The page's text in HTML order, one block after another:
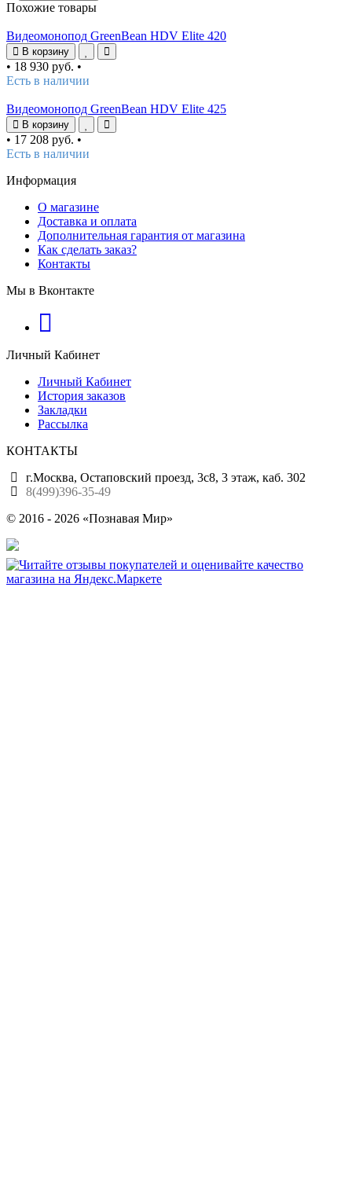
Похожие товары
Видеомонопод GreenBean HDV Elite 420
В корзину
• 18 930 руб. •
Есть в наличии
Видеомонопод GreenBean HDV Elite 425
В корзину
• 17 208 руб. •
Есть в наличии
Информация
О магазине
Доставка и оплата
Дополнительная гарантия от магазина
Как сделать заказ?
Контакты
Мы в Вконтакте
Личный Кабинет
Личный Кабинет
История заказов
Закладки
Рассылка
КОНТАКТЫ
г.Москва, Остаповский проезд, 3с8, 3 этаж, каб. 302
8(499)396-35-49
© 2016 - 2026 «Познавая Мир»